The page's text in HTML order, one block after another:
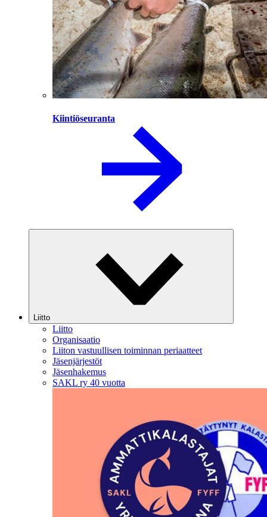
Kiintiöseuranta
Liitto
Liitto
Organisaatio
Liiton vastuullisen toiminnan periaatteet
Jäsenjärjestöt
Jäsenhakemus
SAKL ry 40 vuotta